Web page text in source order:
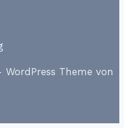
Theme von